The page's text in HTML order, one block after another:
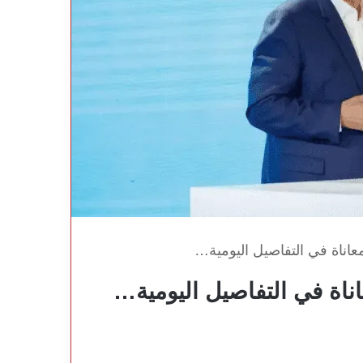
في التفاصيل اليومية…
في التفاصيل اليومية…